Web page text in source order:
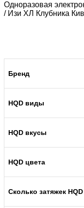
Одноразовая
/ Изи ХЛ Клубника
Бренд
HQD виды
HQD вкусы
HQD цвета
Сколько затяжек HQD